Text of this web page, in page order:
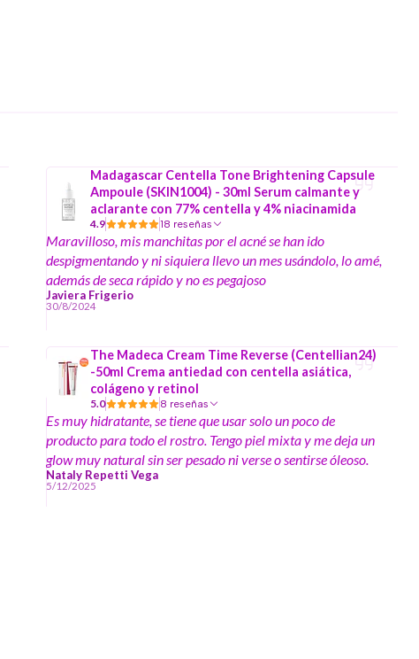
Madagascar Centella Tone Brightening Capsule
Ampoule (SKIN1004) - 30ml Serum calmante y
aclarante con 77% centella y 4% niacinamida
4.9 18 reseñas
Maravilloso, mis manchitas por el acné se han ido
despigmentando y ni siquiera llevo un mes usándolo, lo amé,
además de seca rápido y no es pegajoso
Javiera Frigerio
30/8/2024
The Madeca Cream Time Reverse (Centellian24)
-50ml Crema antiedad con centella asiática,
colágeno y retinol
5.0 8 reseñas
Es muy hidratante, se tiene que usar solo un poco de
producto para todo el rostro. Tengo piel mixta y me deja un
glow muy natural sin ser pesado ni verse o sentirse óleoso.
Nataly Repetti Vega
5/12/2025